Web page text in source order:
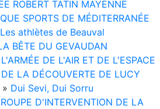
ROBERT TATIN MAYENNE
SPORTS DE MÉDITERRANÉE
Les athlètes de Beauval
BÊTE DU GEVAUDAN
DE L'AIR ET DE L'ESPACE
LA DÉCOUVERTE DE LUCY
» Dui Sevi, Dui Sorru
D'INTERVENTION DE LA